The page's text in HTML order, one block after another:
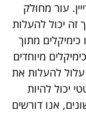
עור מחולק
זה יכול להעלות
מתוך
מיוחדים
להעלות את
יכול להיות
אנו דורשים